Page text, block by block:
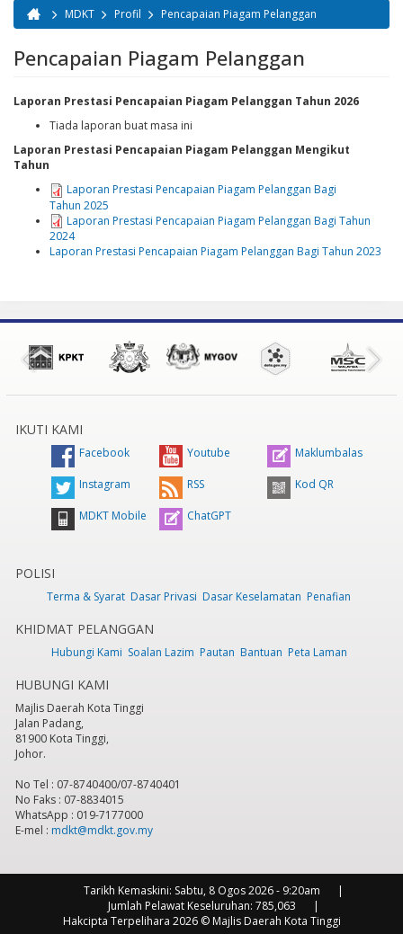
Anda di sini
MDKT Profil Pencapaian Piagam Pelanggan
Pencapaian Piagam Pelanggan
Laporan Prestasi Pencapaian Piagam Pelanggan Tahun 2026
Tiada laporan buat masa ini
Laporan Prestasi Pencapaian Piagam Pelanggan Mengikut
Tahun
Laporan Prestasi Pencapaian Piagam Pelanggan Bagi
Tahun 2025
Laporan Prestasi Pencapaian Piagam Pelanggan Bagi Tahun
2024
Laporan Prestasi Pencapaian Piagam Pelanggan Bagi Tahun 2023
IKUTI KAMI
Facebook Youtube Maklumbalas
Instagram RSS Kod QR
MDKT Mobile ChatGPT
POLISI
Terma & Syarat Dasar Privasi Dasar Keselamatan Penafian
KHIDMAT PELANGGAN
Hubungi Kami Soalan Lazim Pautan Bantuan Peta Laman
HUBUNGI KAMI
Majlis Daerah Kota Tinggi
Jalan Padang,
81900 Kota Tinggi,
Johor.
No Tel : 07-8740400/07-8740401
No Faks : 07-8834015
WhatsApp : 019-7177000
E-mel : mdkt@mdkt.gov.my
Tarikh Kemaskini: Sabtu, 8 Ogos 2026 - 9:20am
Jumlah Pelawat Keseluruhan: 785,063
Hakcipta Terpelihara 2026 © Majlis Daerah Kota Tinggi